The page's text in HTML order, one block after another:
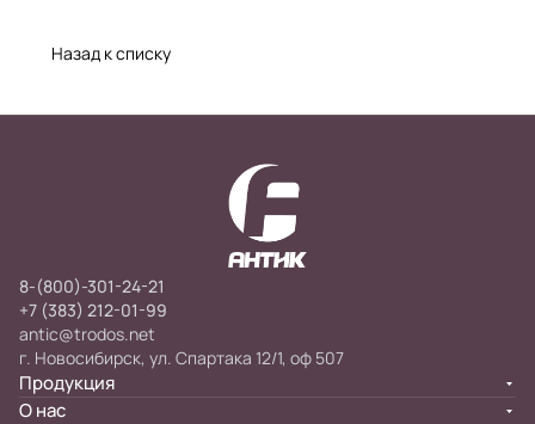
Назад к списку
8-(800)-301-24-21
+7 (383) 212-01-99
antic@trodos.net
г. Новосибирск, ул. Спартака 12/1, оф 507
Продукция
О нас